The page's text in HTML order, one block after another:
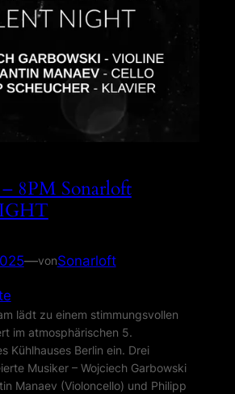
8PM Sonarloft
—vonSonarloft
lädt zu einem stimmungsvollen
im atmosphärischen 5.
Kühlhauses Berlin ein. Drei
Musiker – Wojciech Garbowski
Manaev (Violoncello) und Philipp